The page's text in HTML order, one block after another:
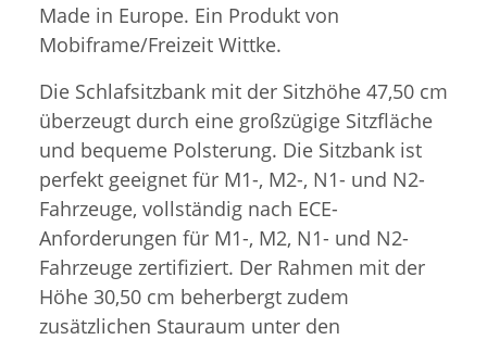
Made in Europe. Ein Produkt von
Mobiframe/Freizeit Wittke.
Die Schlafsitzbank mit der Sitzhöhe 47,50 cm
überzeugt durch eine großzügige Sitzfläche
und bequeme Polsterung. Die Sitzbank ist
perfekt geeignet für M1-, M2-, N1- und N2-
Fahrzeuge, vollständig nach ECE-
Anforderungen für M1-, M2, N1- und N2-
Fahrzeuge zertifiziert. Der Rahmen mit der
Höhe 30,50 cm beherbergt zudem
zusätzlichen Stauraum unter den